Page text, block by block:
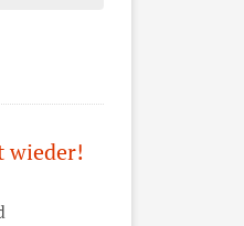
wieder!